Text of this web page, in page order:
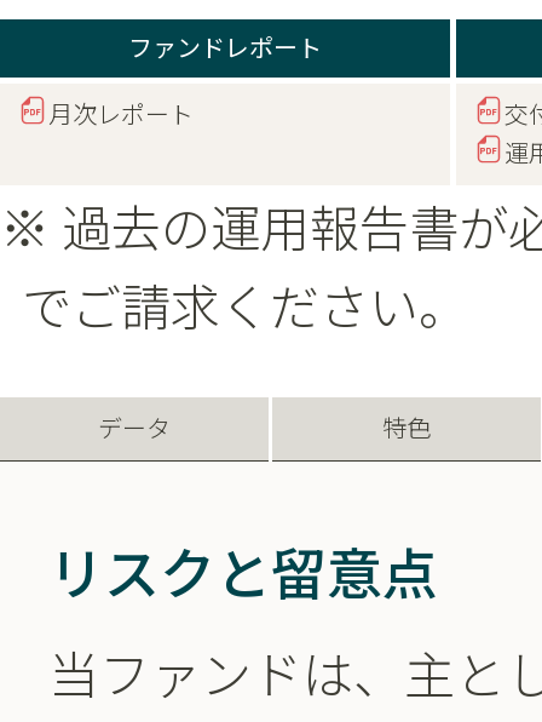
ファンドレポート
月次レポート
交
運
※ 過去の運用報告書が
でご請求ください。
データ 特色
リスクと留意点
当ファンドは、主と